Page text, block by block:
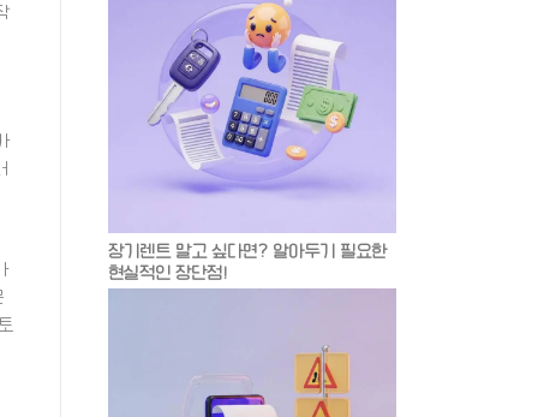
장기렌트 말고 싶다면? 알아두기 필요한
현실적인 장단점!